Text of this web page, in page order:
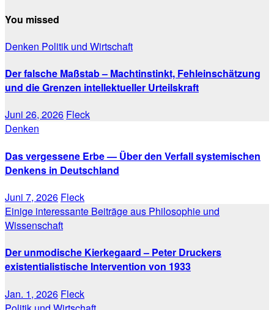
You missed
Denken Politik und Wirtschaft
Der falsche Maßstab – Machtinstinkt, Fehleinschätzung
und die Grenzen intellektueller Urteilskraft
Juni 26, 2026 Fleck
Denken
Das vergessene Erbe — Über den Verfall systemischen
Denkens in Deutschland
Juni 7, 2026 Fleck
Einige interessante Beiträge aus Philosophie und
Wissenschaft
Der unmodische Kierkegaard – Peter Druckers
existentialistische Intervention von 1933
Jan. 1, 2026 Fleck